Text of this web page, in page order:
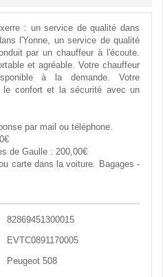
: un service de qualité dans
l'Yonne, un service de qualité
par un chauffeur à l'écoute.
et agréable. Votre chauffeur
à la demande. Votre
le confort et la sécurité avec un
par mail ou téléphone.
de Gaulle : 200,00€
carte dans la voiture. Bagages -
82869451300015
EVTC0891170005
Peugeot 508